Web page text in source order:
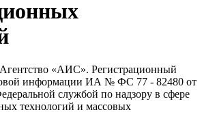
«АИС». Регистрационный
информации ИА № ФС 77 - 82480 от
службой по надзору в сфере
технологий и массовых